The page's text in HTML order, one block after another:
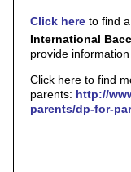
Click here to find
International
provide
Click here to find
parents: http://
parents/dp-for-